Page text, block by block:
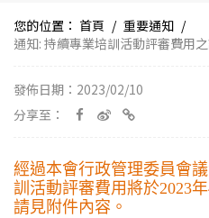
您的位置： 首頁 / 重要通知 /
通知: 持續專業培訓活動評審費用
發佈日期：2023/02/10
分享至：
經過本會行政管理委員會
訓活動評審費用將於2023
請見附件內容。